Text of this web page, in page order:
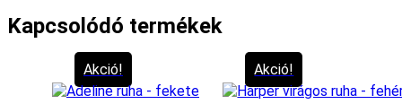
Kapcsolódó termékek
Akció! Akció!